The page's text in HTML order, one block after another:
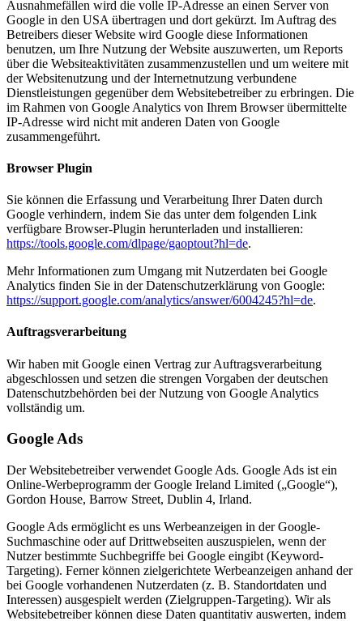
Ausnahmefällen wird die volle IP-Adresse an einen Server von
Google in den USA übertragen und dort gekürzt. Im Auftrag des
Betreibers dieser Website wird Google diese Informationen
benutzen, um Ihre Nutzung der Website auszuwerten, um Reports
über die Websiteaktivitäten zusammenzustellen und um weitere mit
der Websitenutzung und der Internetnutzung verbundene
Dienstleistungen gegenüber dem Websitebetreiber zu erbringen. Die
im Rahmen von Google Analytics von Ihrem Browser übermittelte
IP-Adresse wird nicht mit anderen Daten von Google
zusammengeführt.
Browser Plugin
Sie können die Erfassung und Verarbeitung Ihrer Daten durch
Google verhindern, indem Sie das unter dem folgenden Link
verfügbare Browser-Plugin herunterladen und installieren:
https://tools.google.com/dlpage/gaoptout?hl=de.
Mehr Informationen zum Umgang mit Nutzerdaten bei Google
Analytics finden Sie in der Datenschutzerklärung von Google:
https://support.google.com/analytics/answer/6004245?hl=de.
Auftragsverarbeitung
Wir haben mit Google einen Vertrag zur Auftragsverarbeitung
abgeschlossen und setzen die strengen Vorgaben der deutschen
Datenschutzbehörden bei der Nutzung von Google Analytics
vollständig um.
Google Ads
Der Websitebetreiber verwendet Google Ads. Google Ads ist ein
Online-Werbeprogramm der Google Ireland Limited („Google“),
Gordon House, Barrow Street, Dublin 4, Irland.
Google Ads ermöglicht es uns Werbeanzeigen in der Google-
Suchmaschine oder auf Drittwebseiten auszuspielen, wenn der
Nutzer bestimmte Suchbegriffe bei Google eingibt (Keyword-
Targeting). Ferner können zielgerichtete Werbeanzeigen anhand der
bei Google vorhandenen Nutzerdaten (z. B. Standortdaten und
Interessen) ausgespielt werden (Zielgruppen-Targeting). Wir als
Websitebetreiber können diese Daten quantitativ auswerten, indem